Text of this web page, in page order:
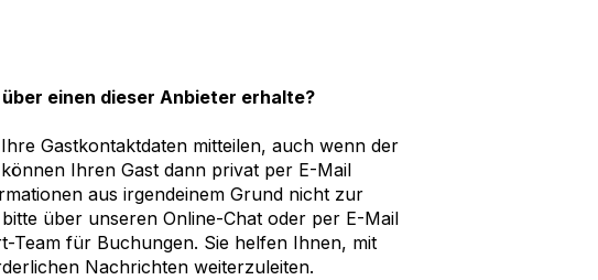
einen dieser Anbieter erhalte?
Gastkontaktdaten mitteilen, auch wenn der
Ihren Gast dann privat per E-Mail
aus irgendeinem Grund nicht zur
über unseren Online-Chat oder per E-Mail
Team für Buchungen. Sie helfen Ihnen, mit
Nachrichten weiterzuleiten.